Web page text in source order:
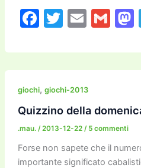
F
c
e
b
o
o
k
T
itt
er
E
ai
l
G
ai
l
giochi, giochi-2013
Quizzino della
.mau. /2013-12-22 / 5 commenti
Forse non sapete che il
importante significato